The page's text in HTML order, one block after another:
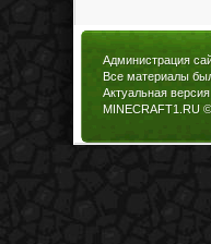
Администрация
Все материалы
Актуальная
MINECRAFT1.RU